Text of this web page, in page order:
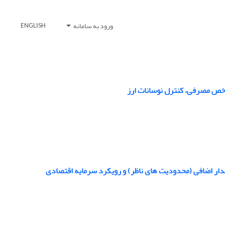
ورود به سامانه ENGLISH
مصرفی، کنترل نوسانات ارز
اضافی (‌محدودیت های ناظر) و رویکرد سرمایه اقتصادی